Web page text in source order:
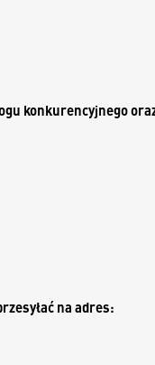
konkurencyjnego
na adres: